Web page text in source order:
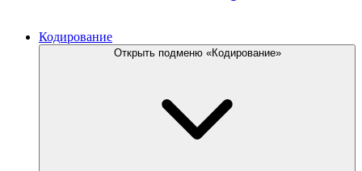
Кодирование
Открыть подменю «Кодирование»